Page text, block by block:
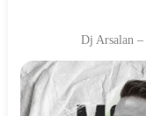
Dj Arsalan –